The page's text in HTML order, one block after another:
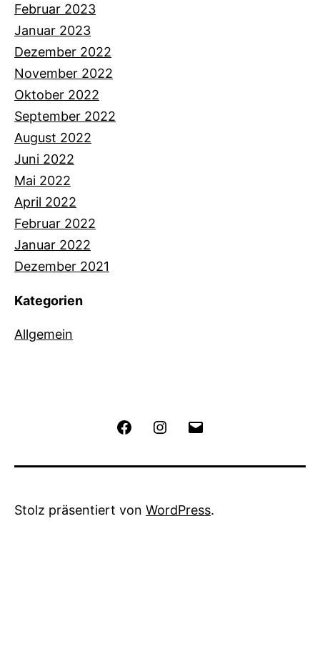
Februar 2023
Januar 2023
Dezember 2022
November 2022
Oktober 2022
September 2022
August 2022
Juni 2022
Mai 2022
April 2022
Februar 2022
Januar 2022
Dezember 2021
Kategorien
Allgemein
FacebookInstagram
Stolz präsentiert von WordPress.